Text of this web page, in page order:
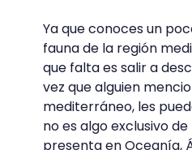
Ya que conoces un
fauna de la región
que falta es salir a
vez que alguien
mediterráneo, les
no es algo exclusivo
presenta en Oceanía,